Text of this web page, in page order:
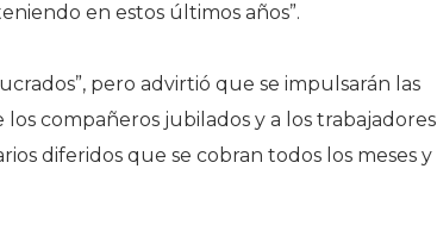
en estos últimos años”.
pero advirtió que se impulsarán las
los compañeros jubilados y a los trabajadores
diferidos que se cobran todos los meses y